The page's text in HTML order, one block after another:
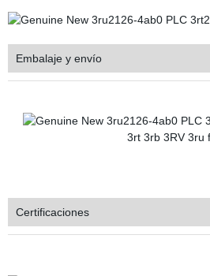
Embalaje y envío
Certificaciones